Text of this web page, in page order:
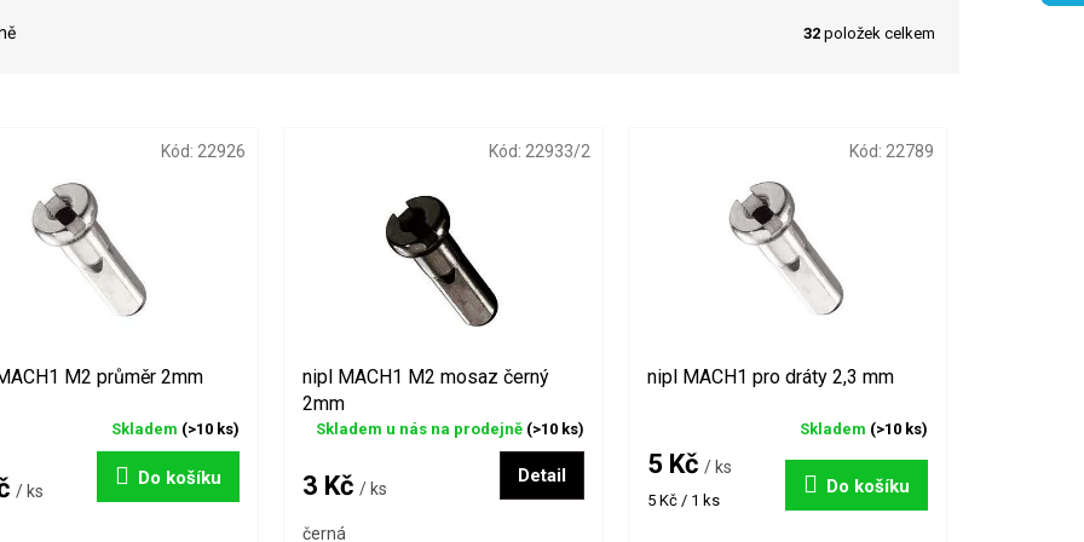
32 položek celkem
M2 průměr 2mm
Skladem (>10 ks)
/ ks
Do košíku
Kód: 22926
nipl MACH1 M2 mosaz černý
2mm
Skladem u nás na prodejně (>10 ks)
3 Kč / ks
Detail
černá
Kód: 22933/2
nipl MACH1 pro dráty 2,3 mm
Skladem (>10 ks)
5 Kč / ks
Měrná
5 Kč / 1 ks
Do košíku
Kód: 22789